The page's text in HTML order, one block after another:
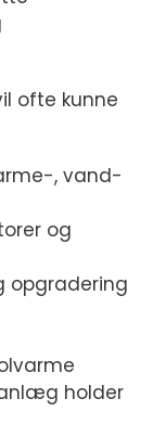
ofte kunne
, vand-
og
opgradering
holder